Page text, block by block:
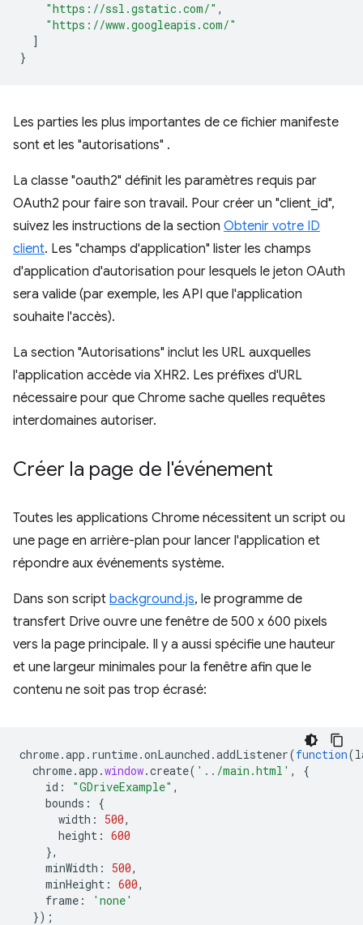
"https://ssl.gstatic.com/" ,
"https://www.googleapis.com/"
]
}
Les parties les plus importantes de ce fichier manifeste
sont et les "autorisations" .
La classe "oauth2" définit les paramètres requis par
OAuth2 pour faire son travail. Pour créer un "client_id",
suivez les instructions de la section Obtenir votre ID
client. Les "champs d'application" lister les champs
d'application d'autorisation pour lesquels le jeton OAuth
sera valide (par exemple, les API que l'application
souhaite l'accès).
La section "Autorisations" inclut les URL auxquelles
l'application accède via XHR2. Les préfixes d'URL
nécessaire pour que Chrome sache quelles requêtes
interdomaines autoriser.
Créer la page de l'événement
Toutes les applications Chrome nécessitent un script ou
une page en arrière-plan pour lancer l'application et
répondre aux événements système.
Dans son script background.js, le programme de
transfert Drive ouvre une fenêtre de 500 x 600 pixels
vers la page principale. Il y a aussi spécifie une hauteur
et une largeur minimales pour la fenêtre afin que le
contenu ne soit pas trop écrasé:
chrome.app . runtime.onLaunched .addListener(function(
chrome.app .window.create( '../main.html' ,
{
id : "GDriveExample" ,
bounds :
{
width : 500,
height : 600
},
minWidth : 500,
minHeight : 600,
frame :
'none'
});